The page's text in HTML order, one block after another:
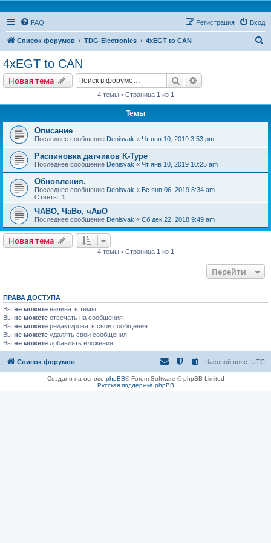
FAQ Вход
Регистрация
Список форумов TDG-Electronics 4xEGT to CAN
4xEGT to CAN
Новая тема Поиск
4 темы • Страница 1 из 1
Темы
Описание
Последнее сообщение Denisvak « Чт янв 10, 2019 3:53 pm
Распиновка датчиков K-Type
Последнее сообщение Denisvak « Чт янв 10, 2019 10:25 am
Обновления.
Последнее сообщение Denisvak « Вс янв 06, 2019 8:34 am
Ответы: 1
ЧАВО, ЧаВо, чАвО
Последнее сообщение Denisvak « Сб дек 22, 2018 9:49 am
Новая тема
4 темы • Страница 1 из 1
Перейти
ПРАВА ДОСТУПА
Вы не можете начинать темы
Вы не можете отвечать на сообщения
Вы не можете редактировать свои сообщения
Вы не можете удалять свои сообщения
Вы не можете добавлять вложения
Список форумов Часовой пояс: UTC
Создано на основе phpBB® Forum Software © phpBB Limited
Русская поддержка phpBB